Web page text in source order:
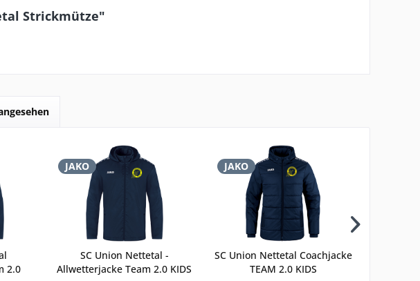
Strickmütze"
2.0
JAKO
SC Union Nettetal -
Allwetterjacke Team 2.0 KIDS
JAKO
SC Union Nettetal Coachjacke
TEAM 2.0 KIDS